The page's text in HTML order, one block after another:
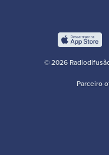
© 2026
Parceiro